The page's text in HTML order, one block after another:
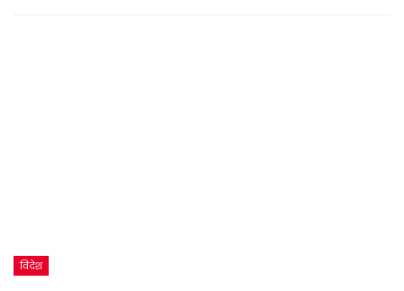
विदेश